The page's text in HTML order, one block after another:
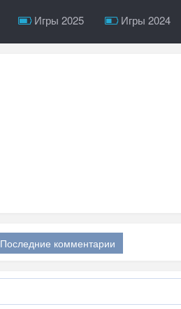
Игры 2025 Игры 2024
Последние комментарии